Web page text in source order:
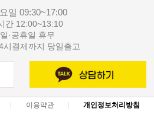
일 09:30~17:00
간 12:00~13:10
일·공휴일 휴무
시결제까지 당일출고
이용약관 개인정보처리방침